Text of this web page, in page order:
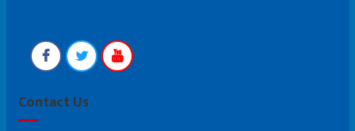
Contact Us